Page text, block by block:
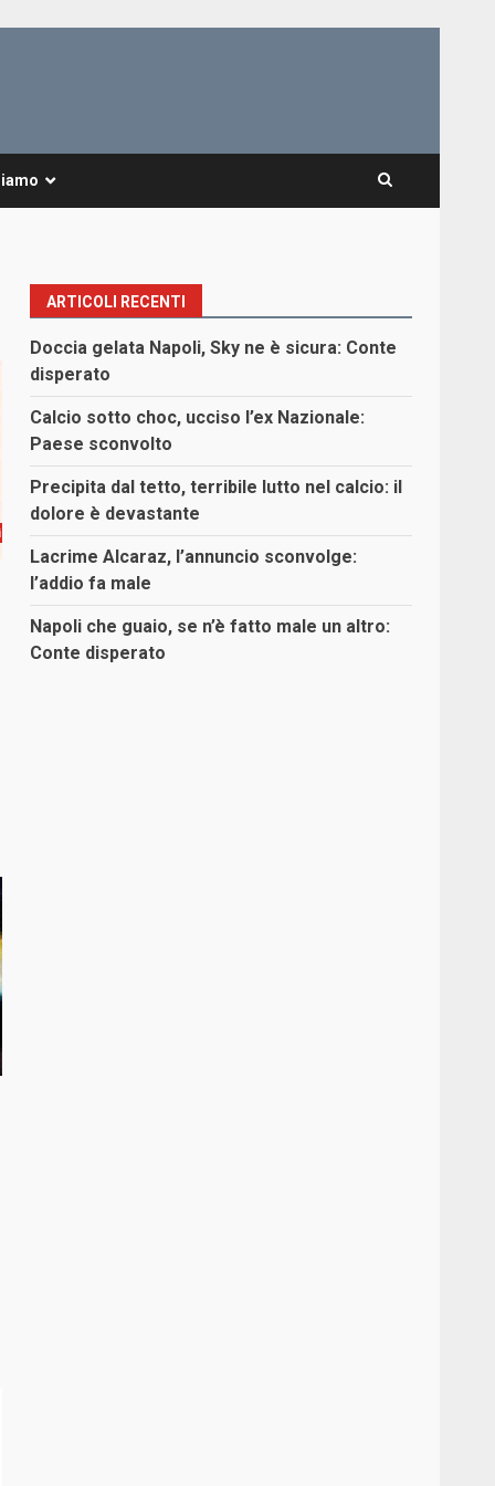
ARTICOLI RECENTI
Doccia gelata Napoli, Sky ne è sicura: Conte
disperato
Calcio sotto choc, ucciso l’ex Nazionale:
Paese sconvolto
Precipita dal tetto, terribile lutto nel calcio: il
dolore è devastante
Lacrime Alcaraz, l’annuncio sconvolge:
l’addio fa male
Napoli che guaio, se n’è fatto male un altro:
Conte disperato